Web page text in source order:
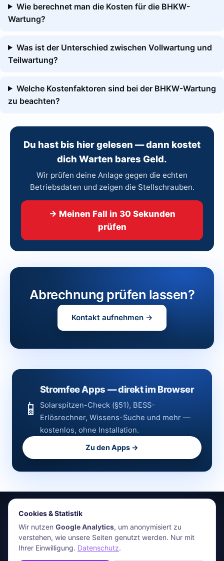
Wie berechnet man die Kosten für die BHKW-
Wartung?
Was ist der Unterschied zwischen Vollwartung und
Teilwartung?
Welche Kostenfaktoren sind bei der BHKW-Wartung
zu beachten?
Du hast bis hier gelesen — dann kostet
dich Warten bares Geld.
Wir prüfen deine Anlage gegen die echten
Betriebsdaten und zeigen die Stellschrauben.
→ Meinen Fall in 30 Sekunden
prüfen
Abrechnung prüfen lassen?
Kontakt aufnehmen →
📱
Stromfee Apps — direkt im Browser
Solarspitzen-Check (§51), BESS-
Erlösrechner, Wissens-Suche und mehr —
kostenlos, ohne Installation.
Zu den Apps →
stromfee.me
HR Energiemanagement GmbH · Holger Roswandowicz
Bünde, Deutschland · 05223-4921030 · hr@stromfee.ai
Cookies & Statistik
Wir nutzen Google Analytics, um anonymisiert zu
verstehen, wie unsere Seiten genutzt werden. Nur mit
Ihrer Einwilligung. Datenschutz.